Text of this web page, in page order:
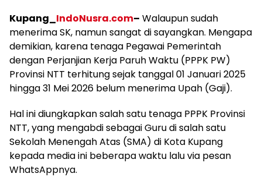
Kupang_IndoNusra.com– Walaupun sudah
menerima SK, namun sangat di sayangkan. Mengapa
demikian, karena tenaga Pegawai Pemerintah
dengan Perjanjian Kerja Paruh Waktu (PPPK PW)
Provinsi NTT terhitung sejak tanggal 01 Januari 2025
hingga 31 Mei 2026 belum menerima Upah (Gaji).
Hal ini diungkapkan salah satu tenaga PPPK Provinsi
NTT, yang mengabdi sebagai Guru di salah satu
Sekolah Menengah Atas (SMA) di Kota Kupang
kepada media ini beberapa waktu lalu via pesan
WhatsAppnya.